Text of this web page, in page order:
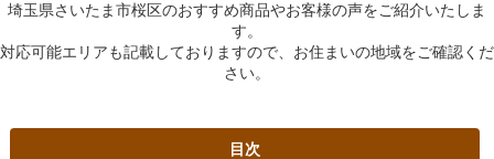
埼玉県さいたま市桜区のおすすめ商品やお客様の声をご紹介いたしま
す。
対応可能エリアも記載しておりますので、お住まいの地域をご確認くだ
さい。
目次